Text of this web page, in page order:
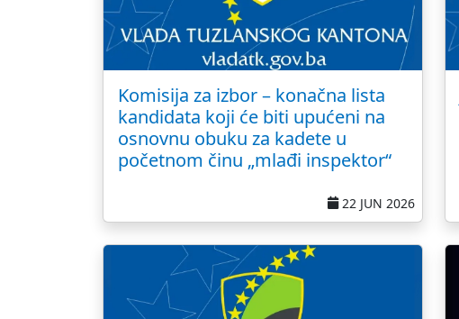
Komisija za izbor – konačna lista
kandidata koji će biti upućeni na
osnovnu obuku za kadete u
početnom činu „mlađi inspektor“
22 JUN 2026